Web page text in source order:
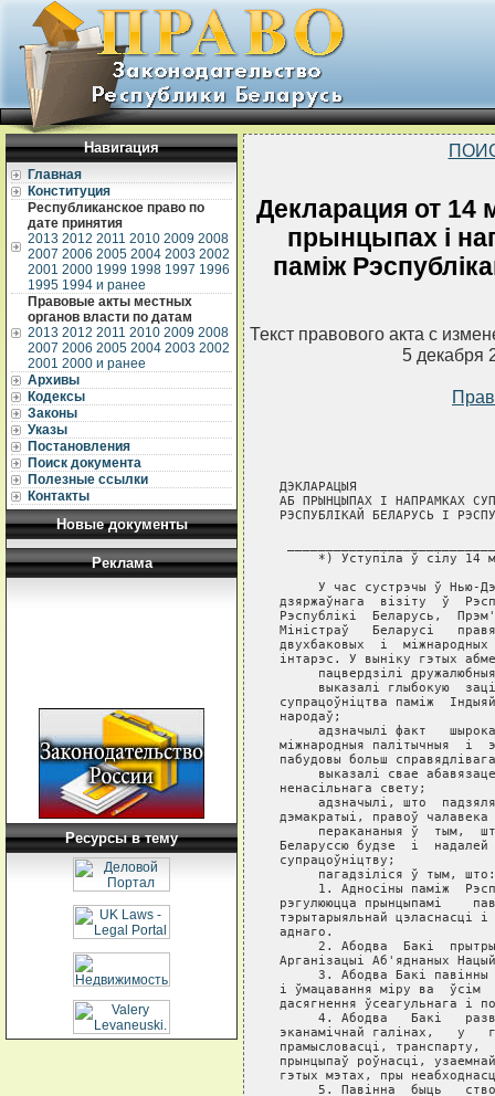
Навигация
Главная
Конституция
Республиканское право по
дате принятия
2013 2012 2011 2010 2009 2008
2007 2006 2005 2004 2003 2002
2001 2000 1999 1998 1997 1996
1995 1994 и ранее
Правовые акты местных
органов власти по датам
2013 2012 2011 2010 2009 2008
2007 2006 2005 2004 2003 2002
2001 2000 и ранее
Архивы
Кодексы
Законы
Указы
Постановления
Поиск документа
Полезные ссылки
Контакты
Новые документы
Реклама
Ресурсы в тему
Декларация от 14
прынцыпах i
памiж
Текст правового акта с
5 декабря
ДЭКЛАРАЦЫЯ
АБ ПРЫНЦЫПАХ I НАПРАМКАХ
РЭСПУБЛIКАЙ БЕЛАРУСЬ I
*) Уступiла ў сiлу 14
У час сустрэчы ў Нью-
дзяржаўнага  вiзiту  ў
Рэспублiкi  Беларусь,
Мiнiстраў   Беларусi
двухбаковых  i
iнтарэс. У вынiку гэтых
пацвердзiлi
выказалi глыбокую
супрацоўнiцтва памiж
народаў;
адзначылi факт
мiжнародныя палiтычныя  i
пабудовы больш
выказалi свае
ненасiльнага свету;
адзначылi, што
дэмакратыi, правоў
перакананыя ў  тым,
Беларуссю будзе  i
супрацоўнiцтву;
     пагадзiлiся ў тым, што:
1. Адносiны памiж
рэгулююцца прынцыпамi
тэрытарыяльнай цэласнасцi
аднаго.
2. Абодва  Бакi
Арганiзацыi Аб'яднаных
3. Абодва Бакi
i ўмацавання мiру ва  ўсiм
дасягнення ўсеагульнага i
4. Абодва   Бакi
эканамiчнай галiнах,   у
прамысловасцi,
прынцыпаў роўнасцi,
гэтых мэтах, пры
5. Павiнна  быць